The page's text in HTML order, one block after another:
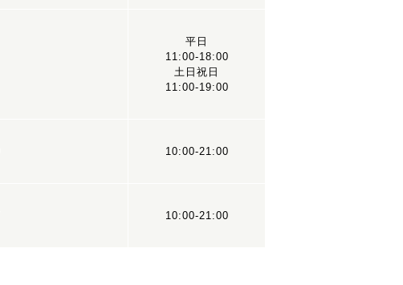
平日
11:00-18:00
土日祝日
11:00-19:00
10:00-21:00
10:00-21:00